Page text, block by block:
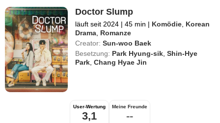
Doctor Slump
läuft seit 2024 | 45 min | Komödie, Korean
Drama, Romanze
Creator: Sun-woo Baek
Besetzung: Park Hyung-sik,Shin-Hye
Park,Chang Hyae Jin
User-Wertung
3,1
Meine Freunde
--